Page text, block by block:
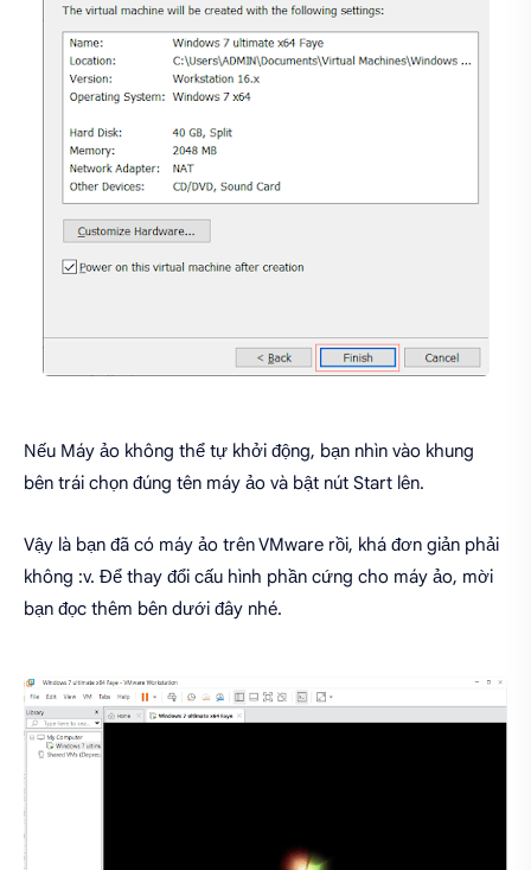
Nếu Máy ảo không thể tự khởi động, bạn nhìn vào khung
bên trái chọn đúng tên máy ảo và bật nút Start lên.
Vậy là bạn đã có máy ảo trên VMware rồi, khá đơn giản phải
không :v. Để thay đổi cấu hình phần cứng cho máy ảo, mời
bạn đọc thêm bên dưới đây nhé.